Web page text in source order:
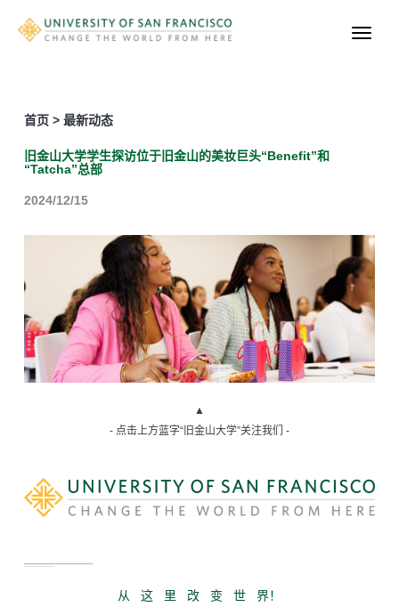
首页 > 最新动态
旧金山大学学生探访位于旧金山的美妆巨头“Benefit”和
“Tatcha”总部
2024/12/15
▲
- 点击上方蓝字“旧金山大学”关注我们 -
从 这 里 改 变 世 界！